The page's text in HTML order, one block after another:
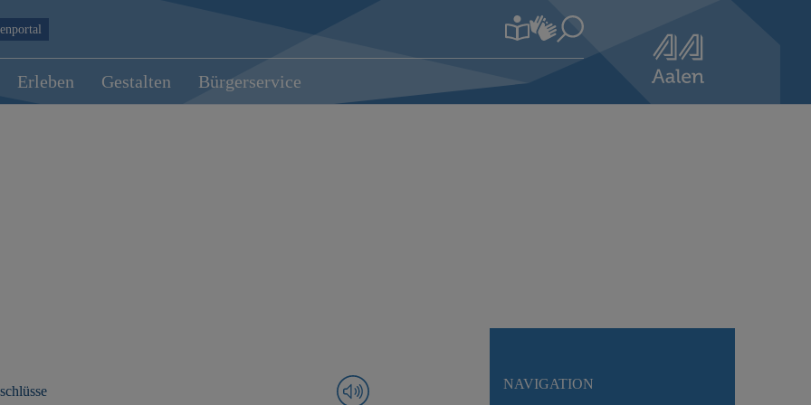
Erleben Gestalten Bürgerservice
NAVIGATION